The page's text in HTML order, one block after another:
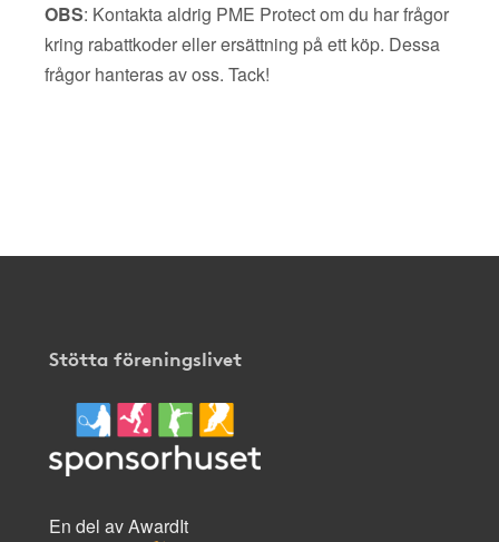
OBS: Kontakta aldrig PME Protect om du har frågor
kring rabattkoder eller ersättning på ett köp. Dessa
frågor hanteras av oss. Tack!
Stötta föreningslivet
En del av AwardIt